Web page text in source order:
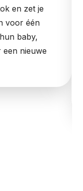
en zet je
voor één
baby,
nieuwe